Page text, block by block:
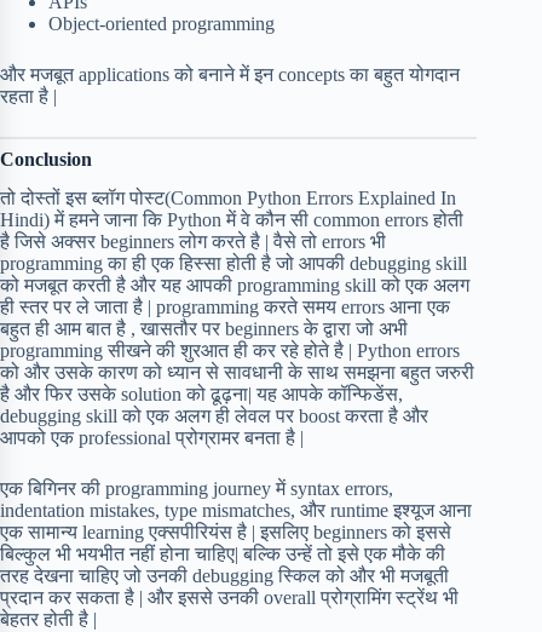
Object-oriented programming
और मजबूत applications को बनाने में इन concepts का बहुत योगदान
रहता है |
Conclusion
तो दोस्तों इस ब्लॉग पोस्ट(Common Python Errors Explained In
Hindi) में हमने जाना कि Python में वे कौन सी common errors होती
है जिसे अक्सर beginners लोग करते है | वैसे तो errors भी
programming का ही एक हिस्सा होती है जो आपकी debugging skill
को मजबूत करती है और यह आपकी programming skill को एक अलग
ही स्तर पर ले जाता है | programming करते समय errors आना एक
बहुत ही आम बात है , खासतौर पर beginners के द्वारा जो अभी
programming सीखने की शुरआत ही कर रहे होते है | Python errors
को और उसके कारण को ध्यान से सावधानी के साथ समझना बहुत जरुरी
है और फिर उसके solution को ढूढ़ना| यह आपके कॉन्फिडेंस,
debugging skill को एक अलग ही लेवल पर boost करता है और
आपको एक professional प्रोग्रामर बनता है |
एक बिगिनर की programming journey में syntax errors,
indentation mistakes, type mismatches, और runtime इश्यूज आना
एक सामान्य learning एक्सपीरियंस है | इसलिए beginners को इससे
बिल्कुल भी भयभीत नहीं होना चाहिए| बल्कि उन्हें तो इसे एक मौके की
तरह देखना चाहिए जो उनकी debugging स्किल को और भी मजबूती
प्रदान कर सकता है | और इससे उनकी overall प्रोग्रामिंग स्ट्रेंथ भी
बेहतर होती है |